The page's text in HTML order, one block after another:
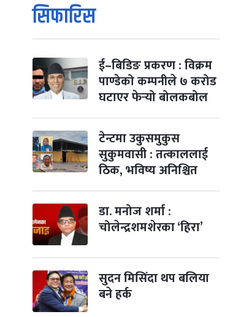
सिफारिस
ई–बिडिङ प्रकरण : विक्रम
पाण्डेको कम्पनीले ७ करोड
घटाएर फेर्‍यो बोलकबोल
टेन्टमा उकुसमुकुस
सुकुमवासी : तत्काललाई
ठिक, भविष्य अनिश्चित
डा. मनोज शर्मा :
चोलेन्द्रशमशेरका ‘हिरा’
सुदन मिसिंदा थप बलिया
बने हर्क